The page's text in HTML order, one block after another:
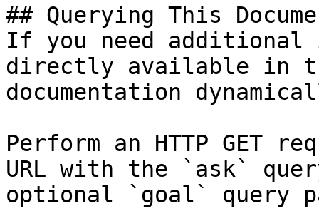
## Querying This
If you need
directly available in
documentation
Perform an HTTP GET
URL with the `ask`
optional `goal` query